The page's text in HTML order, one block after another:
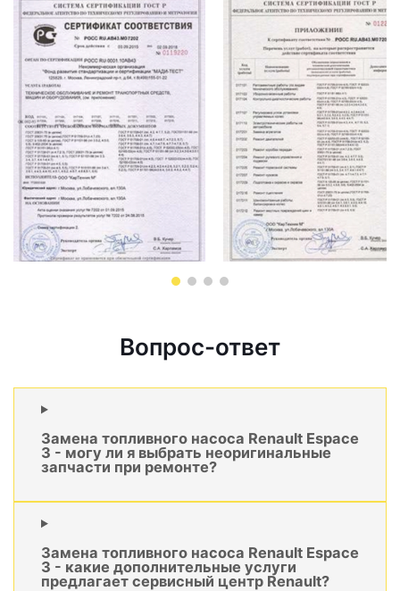
Вопрос-ответ
Замена топливного насоса Renault Espace
3 - могу ли я выбрать неоригинальные
запчасти при ремонте?
Замена топливного насоса Renault Espace
3 - какие дополнительные услуги
предлагает сервисный центр Renault?